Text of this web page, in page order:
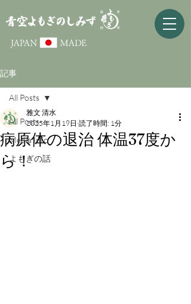
記事
All Posts
Media Info
よもぎの話
All Posts
病原体の退治 体温37度か
ら！
雅文 清水
2025年1月19日 読了時間: 1分